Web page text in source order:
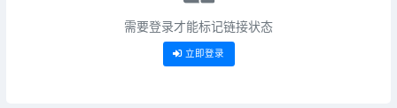
需要登录才能标记链接状态
立即登录